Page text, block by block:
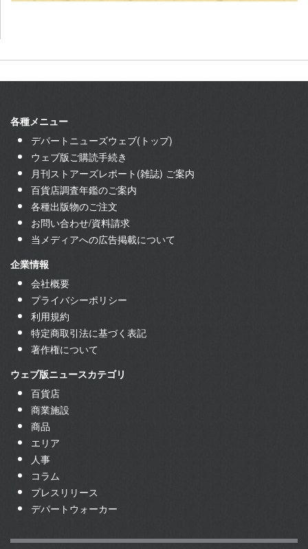
各種メニュー
デパートニューズウェブ(トップ)
ウェブ版ご購読手続き
月刊ストアーズレポート(雑誌) ご案内
百貨店調査年鑑のご案内
各種出版物のご注文
お問い合わせ/資料請求
当メディアへの広告掲載について
企業情報
会社概要
プライバシーポリシー
利用規約
特定商取引法に基づく表記
著作権について
ウェブ版ニュースカテゴリ
百貨店
商業施設
商品
エリア
人事
コラム
プレスリリース
デパートウォーカー